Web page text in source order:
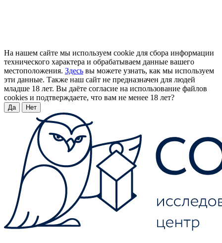
На нашем сайте мы используем cookie для сбора информации
технического характера и обрабатываем данные вашего
местоположения. Здесь вы можете узнать, как мы используем
эти данные. Также наш сайт не предназначен для людей
младше 18 лет. Вы даёте согласие на использование файлов
cookies и подтверждаете, что вам не менее 18 лет?
Да Нет